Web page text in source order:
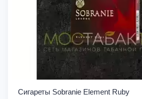
Сигареты Sobranie Element Ruby